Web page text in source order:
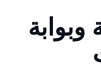
وبوابة